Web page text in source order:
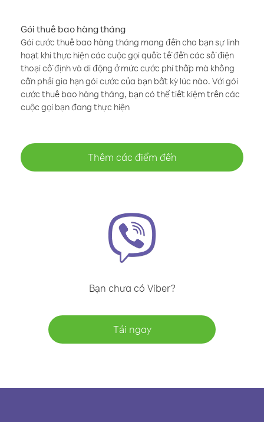
Gói thuê bao hàng tháng
Gói cước thuê bao hàng tháng mang đến cho bạn sự linh
hoạt khi thực hiện các cuộc gọi quốc tế đến các số điện
thoại cố định và di động ở mức cước phí thấp mà không
cần phải gia hạn gói cước của bạn bất kỳ lúc nào. Với gói
cước thuê bao hàng tháng, bạn có thể tiết kiệm trên các
cuộc gọi bạn đang thực hiện
Thêm các điểm đến
Bạn chưa có Viber?
Tải ngay